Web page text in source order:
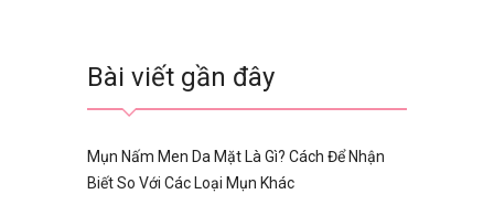
Bài viết gần đây
Mụn Nấm Men Da Mặt Là Gì? Cách Để Nhận
Biết So Với Các Loại Mụn Khác